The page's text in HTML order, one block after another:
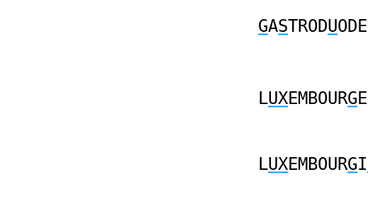
GASTRODU
LUXEMBOURG
LUXEMBOURGI